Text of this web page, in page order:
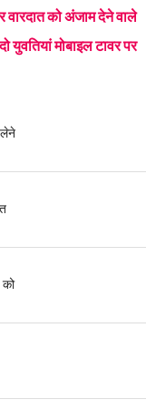
वारदात को अंजाम देने वाले
युवतियां मोबाइल टावर पर
को